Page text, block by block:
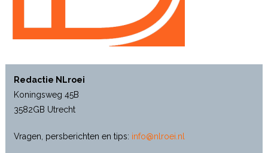
Redactie NLroei
Koningsweg 45B
3582GB Utrecht
Vragen, persberichten en tips: info@nlroei.nl